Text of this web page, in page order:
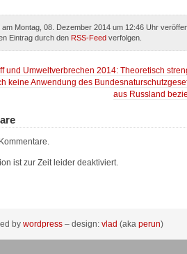
Montag, 08. Dezember 2014 um 12:46 Uhr
Eintrag durch den RSS-Feed verfolgen.
und Umweltverbrechen 2014: Theoretisch
keine Anwendung des
aus Russland
ist zur Zeit leider deaktiviert.
by wordpress – design: vlad (aka perun)